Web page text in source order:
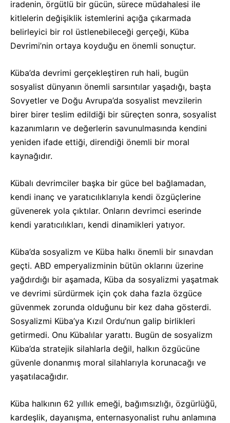
iradenin, örgütlü bir gücün, sürece müdahalesi ile
kitlelerin değişiklik istemlerini açığa çıkarmada
belirleyici bir rol üstlenebileceği gerçeği, Küba
Devrimi’nin ortaya koyduğu en önemli sonuçtur.
Küba’da devrimi gerçekleştiren ruh hali, bugün
sosyalist dünyanın önemli sarsıntılar yaşadığı, başta
Sovyetler ve Doğu Avrupa’da sosyalist mevzilerin
birer birer teslim edildiği bir süreçten sonra, sosyalist
kazanımların ve değerlerin savunulmasında kendini
yeniden ifade ettiği, direndiği önemli bir moral
kaynağıdır.
Kübalı devrimciler başka bir güce bel bağlamadan,
kendi inanç ve yaratıcılıklarıyla kendi özgüçlerine
güvenerek yola çıktılar. Onların devrimci eserinde
kendi yaratıcılıkları, kendi dinamikleri yatıyor.
Küba’da sosyalizm ve Küba halkı önemli bir sınavdan
geçti. ABD emperyalizminin bütün oklarını üzerine
yağdırdığı bir aşamada, Küba da sosyalizmi yaşatmak
ve devrimi sürdürmek için çok daha fazla özgüce
güvenmek zorunda olduğunu bir kez daha gösterdi.
Sosyalizmi Küba’ya Kızıl Ordu’nun galip birlikleri
getirmedi. Onu Kübalılar yarattı. Bugün de sosyalizm
Küba’da stratejik silahlarla değil, halkın özgücüne
güvenle donanmış moral silahlarıyla korunacağı ve
yaşatılacağıdır.
Küba halkının 62 yıllık emeği, bağımsızlığı, özgürlüğü̈,
kardeşlik, dayanışma, enternasyonalist ruhu anlamına